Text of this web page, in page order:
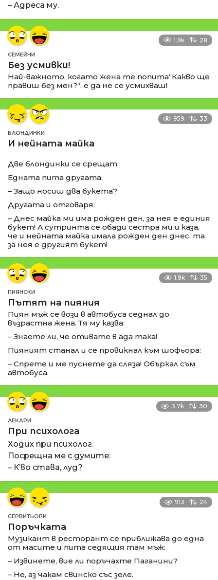
– Адреса му.
1.9k 28
СЕМЕЙНИ
Без усмивки!
Най-важното, когато жена те попита“Какво ще
правиш без мен?“, е да не се усмихваш!
959 33
БЛОНДИНКИ
И нейната майка
Две блондинки се срещат.
Едната пита другата:
– Защо носиш два букета?
Другата и отговаря:
– Днес майка ми има рожден ден, за нея е единия
букет! А сутринта се обади сестра ми и каза,
че и нейната майка имала рожден ден днес, та
за нея е другият букет!
1.9k 35
ПИЯНСКИ
Пътят на пияния
Пиян мъж се вози в автобуса седнал до
възрастна жена. Тя му казва:
– Знаете ли, че отивате в ада така!
Пияният станал и се провикнал към шофьора:
– Спрете и ме пуснете да сляза! Объркал съм
автобуса.
3.7k 30
ЛЕКАРИ
При психолога
Ходих при психолог.
Посрещна ме с думите:
– К’во става, луд?
913 24
СЕРВИТЬОРИ
Поръчката
Музикант в ресторант се приближава до една
от масите и пита седящия там мъж:
– Извинете, вие ли поръчахте Паганини?
– Не, аз чакам свинско със зеле.